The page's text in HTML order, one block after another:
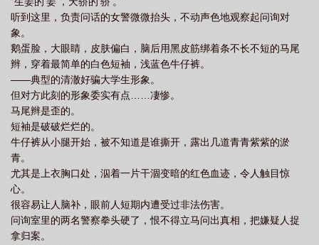
听到这里，负责问话的女警微微抬头，不动声色地观察起问询对
象。
鹅蛋脸，大眼睛，皮肤偏白，脑后用黑皮筋绑着条不长不短的马尾
辫，穿着最简单的白色短袖，浅蓝色牛仔裤。
——典型的清澈好骗大学生形象。
但对方此刻的形象委实有点……凄惨。
马尾辫是歪的。
短袖是破破烂烂的。
牛仔裤从小腿开始，被不知道是谁撕开，露出几道青青紫紫的淤
青。
尤其是上衣胸口处，泅着一片干涸变暗的红色血迹，令人触目惊
心。
很容易让人脑补，眼前人短期内遭受过非法伤害。
问询室里的两名警察拳头硬了，恨不得立马问出真相，把嫌疑人捉
拿归案。